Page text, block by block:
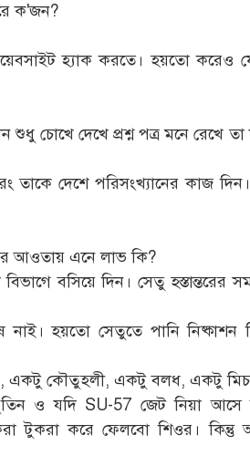
ক'জন?
হ্যাক করতে। হয়তো করেও
শুধু চোখে দেখে প্রশ্ন পত্র মনে রেখে
তাকে দেশে পরিসংখ্যানের কাজ
আওতায় এনে লাভ কি?
বসিয়ে দিন। সেতু হস্তান্তরের
হয়তো সেতুতে পানি নিষ্কাশন
একটু কৌতুহলী, একটু বলধ, একটু
ও যদি SU-57 জেট নিয়া আসে
টুকরা করে ফেলবো শিওর। কিন্তু